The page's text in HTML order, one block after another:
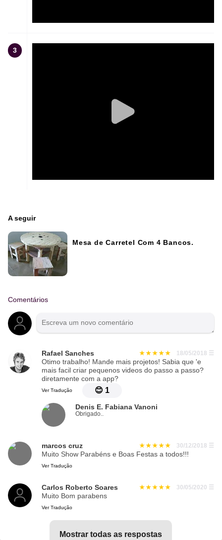
3
A seguir
Mesa de Carretel Com 4 Bancos.
Comentários
Rafael Sanches 18/05/2018 ☰
Otimo trabalho! Mande mais projetos! Sabia que 'e
mais facil criar pequenos videos do passo a passo?
diretamente com a app?
Ver Tradução 😊 1
Denis E. Fabiana Vanoni
Obrigado..
marcos cruz 30/12/2018 ☰
Muito Show Parabéns e Boas Festas a todos!!!
Ver Tradução
Carlos Roberto Soares 30/05/2020 ☰
Muito Bom parabens
Ver Tradução
mostrar todas as respostas